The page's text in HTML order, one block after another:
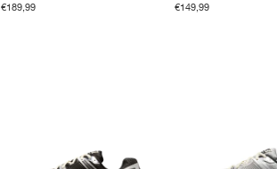
€189,99
€149,99